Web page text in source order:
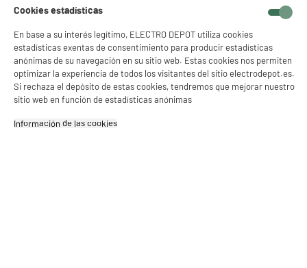
your browser setting to decline cookies if you prefer. This
website.
Links to other websites
Our website may contain links to other websites of
leave our site, you should note that we do not have any
Cookies estadísticas
En base a su interés legítimo, ELECTRO DEPOT utiliza cookies
estadísticas exentas de consentimiento para producir estadísticas
anónimas de su navegación en su sitio web. Estas cookies nos permiten
optimizar la experiencia de todos los visitantes del sitio electrodepot.es.
Si rechaza el depósito de estas cookies, tendremos que mejorar nuestro
sitio web en función de estadísticas anónimas
Información de las cookies‎